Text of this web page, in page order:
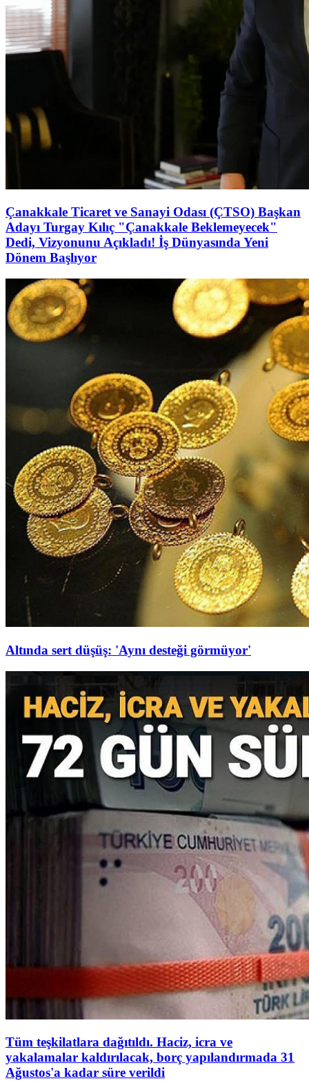
Çanakkale Ticaret ve Sanayi Odası (ÇTSO) Başkan
Adayı Turgay Kılıç "Çanakkale Beklemeyecek"
Dedi, Vizyonunu Açıkladı! İş Dünyasında Yeni
Dönem Başlıyor
Altında sert düşüş: 'Aynı desteği görmüyor'
Tüm teşkilatlara dağıtıldı. Haciz, icra ve
yakalamalar kaldırılacak, borç yapılandırmada 31
Ağustos'a kadar süre verildi